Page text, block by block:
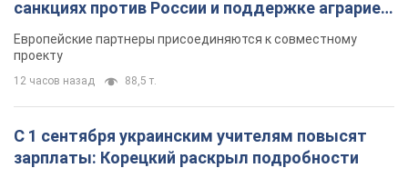
санкциях против России и поддержке аграриев.
Видео
Европейские партнеры присоединяются к совместному
проекту
12 часов назад 88,5 т.
С 1 сентября украинским учителям повысят
зарплаты: Корецкий раскрыл подробности